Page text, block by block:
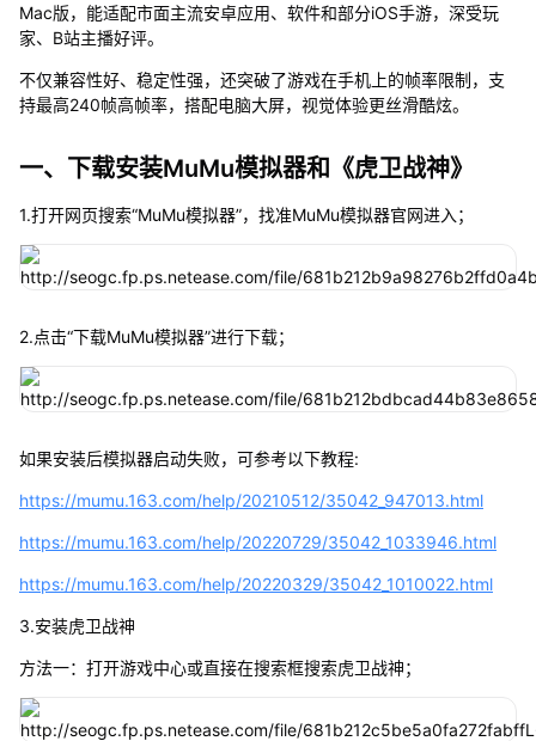
Mac版，能适配市面主流安卓应用、软件和部分iOS手游，深受玩
家、B站主播好评。
不仅兼容性好、稳定性强，还突破了游戏在手机上的帧率限制，支
持最高240帧高帧率，搭配电脑大屏，视觉体验更丝滑酷炫。
一、下载安装MuMu模拟器和《虎卫战神》
1.打开网页搜索“MuMu模拟器”，找准MuMu模拟器官网进入；
2.点击“下载MuMu模拟器”进行下载；
如果安装后模拟器启动失败，可参考以下教程:
https://mumu.163.com/help/20210512/35042_947013.html
https://mumu.163.com/help/20220729/35042_1033946.html
https://mumu.163.com/help/20220329/35042_1010022.html
3.安装虎卫战神
方法一：打开游戏中心或直接在搜索框搜索虎卫战神；